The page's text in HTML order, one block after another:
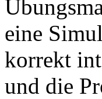
eine
korrekt
und die